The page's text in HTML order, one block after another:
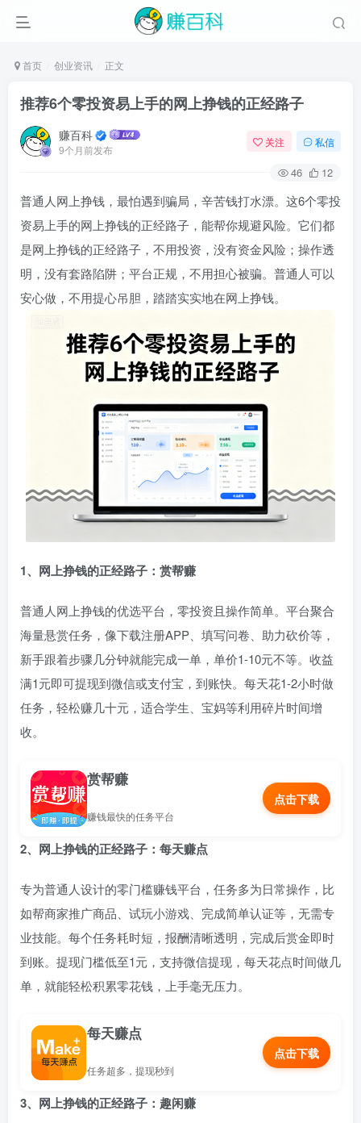
首页 创业资讯 正文
推荐6个零投资易上手的网上挣钱的正经路子
赚百科
9个月前发布
关注 私信
46 12
普通人网上挣钱，最怕遇到骗局，辛苦钱打水漂。这6个零投
资易上手的网上挣钱的正经路子，能帮你规避风险。它们都
是网上挣钱的正经路子，不用投资，没有资金风险；操作透
明，没有套路陷阱；平台正规，不用担心被骗。普通人可以
安心做，不用提心吊胆，踏踏实实地在网上挣钱。
1、网上挣钱的正经路子：赏帮赚
普通人网上挣钱的优选平台，零投资且操作简单。平台聚合
海量悬赏任务，像下载注册APP、填写问卷、助力砍价等，
新手跟着步骤几分钟就能完成一单，单价1-10元不等。收益
满1元即可提现到微信或支付宝，到账快。每天花1-2小时做
任务，轻松赚几十元，适合学生、宝妈等利用碎片时间增
收。
赏帮赚
赚钱最快的任务平台
点击下载
2、网上挣钱的正经路子：每天赚点
专为普通人设计的零门槛赚钱平台，任务多为日常操作，比
如帮商家推广商品、试玩小游戏、完成简单认证等，无需专
业技能。每个任务耗时短，报酬清晰透明，完成后赏金即时
到账。提现门槛低至1元，支持微信提现，每天花点时间做几
单，就能轻松积累零花钱，上手毫无压力。
每天赚点
任务超多，提现秒到
点击下载
3、网上挣钱的正经路子：趣闲赚